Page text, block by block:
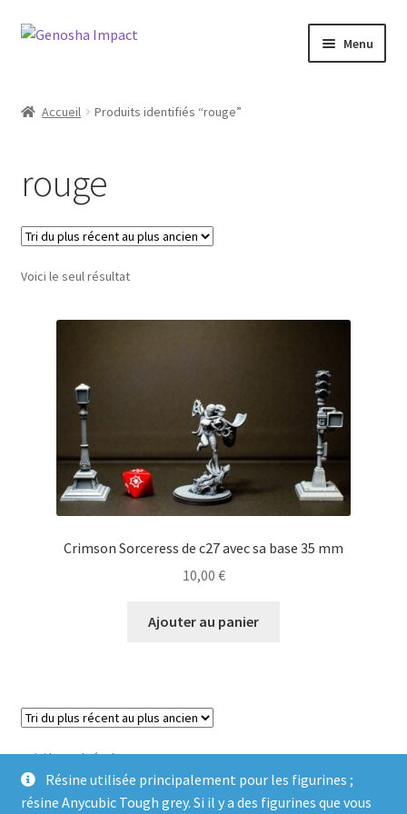
Résine utilisée principalement pour les figurines ;
résine Anycubic Tough grey. Si il y a des figurines que vous
Aller
navigation
Aller
Menu
Checkout
My account
Shop
Wishlist
Accueil Produits identifiés “rouge”
rouge
Voici le seul résultat
Crimson Sorceress de c27 avec sa base 35 mm
10,00 €
Ajouter au panier
Voici le seul résultat